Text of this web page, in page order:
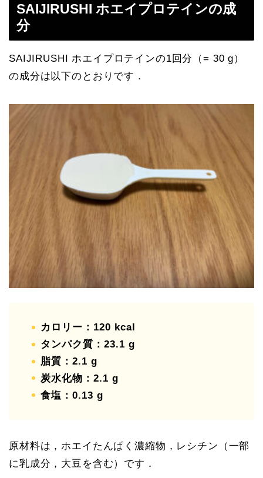
SAIJIRUSHI ホエイプロテインの成
分
SAIJIRUSHI ホエイプロテインの1回分（= 30 g）
の成分は以下のとおりです．
カロリー：120 kcal
タンパク質：23.1 g
脂質：2.1 g
炭水化物：2.1 g
食塩：0.13 g
原材料は，ホエイたんぱく濃縮物，レシチン（一部
に乳成分，大豆を含む）です．